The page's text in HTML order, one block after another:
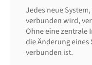
Jedes neue
verbunden wird,
Ohne eine
die Änderung eines
verbunden ist.